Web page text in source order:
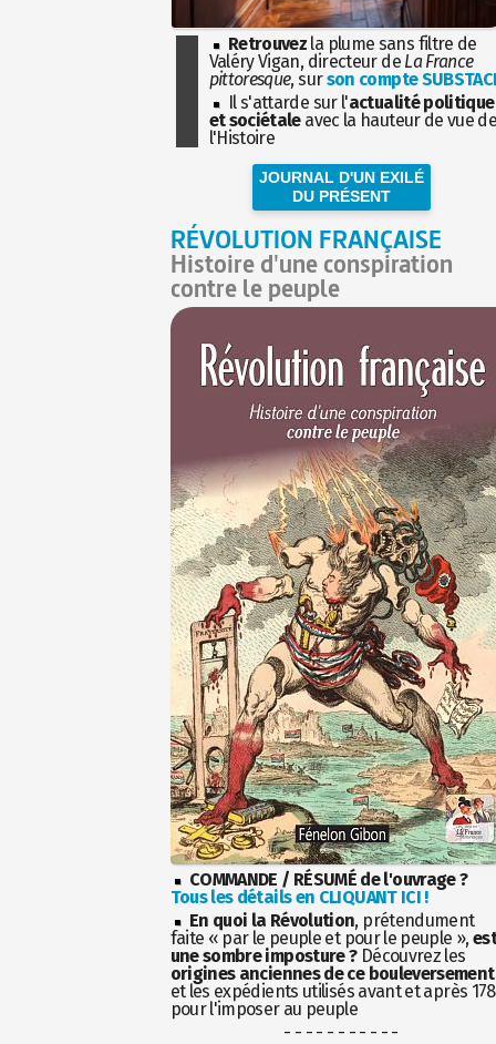
Retrouvez la plume sans filtre de
Valéry Vigan, directeur de La France
pittoresque, surson compte
Il s'attarde sur l'actualité politique
et sociétaleavec la hauteur de vue
l'Histoire
JOURNAL D'UN EXILÉ
DU PRÉSENT
RÉVOLUTION FRANÇAISE
Histoire d'une conspiration
contre le peuple
COMMANDE / RÉSUMÉ de l'ouvrage ?
Tous les détails en CLIQUANT ICI !
En quoi la Révolution, prétendument
faite « par le peuple et pour le peuple »,
une sombre imposture ?Découvrez les
origines anciennes de ce bouleversement
et les expédients utilisés avant et après
pour l'imposer au peuple
- - - - - - - - - - -